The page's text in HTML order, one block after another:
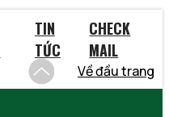
TIN
TỨC
CHECK
MAIL
Về đầu trang